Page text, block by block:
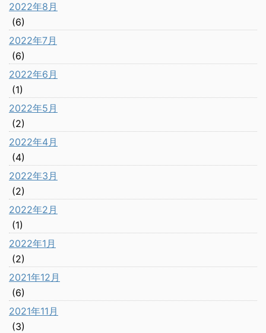
2022年8月
(6)
2022年7月
(6)
2022年6月
(1)
2022年5月
(2)
2022年4月
(4)
2022年3月
(2)
2022年2月
(1)
2022年1月
(2)
2021年12月
(6)
2021年11月
(3)